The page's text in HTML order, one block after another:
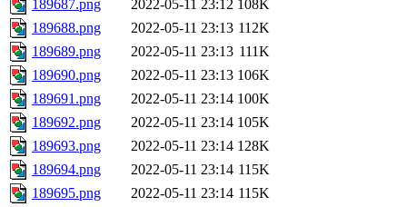
189687.png
2022-05-11 23:12 108K
189688.png
2022-05-11 23:13 112K
189689.png
2022-05-11 23:13 111K
189690.png
2022-05-11 23:13 106K
189691.png
2022-05-11 23:14 100K
189692.png
2022-05-11 23:14 105K
189693.png
2022-05-11 23:14 128K
189694.png
2022-05-11 23:14 115K
189695.png
2022-05-11 23:14 115K